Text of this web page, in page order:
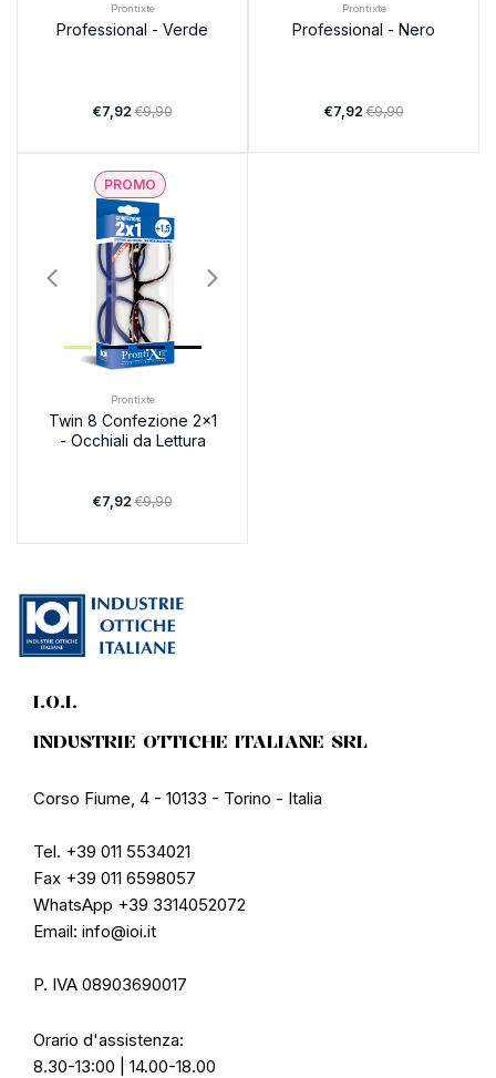
Prontixte
Professional - Verde
€7,92€9,90
Prontixte
Professional - Nero
€7,92€9,90
PROMO
Prontixte
Twin 8 Confezione 2x1
- Occhiali da Lettura
€7,92€9,90
I.O.I.
INDUSTRIE OTTICHE ITALIANE SRL
Corso Fiume, 4 - 10133 - Torino - Italia
Tel. +39 011 5534021
Fax +39 011 6598057
WhatsApp +39 3314052072
Email: info@ioi.it
P. IVA 08903690017
Orario d'assistenza:
8.30-13:00 | 14.00-18.00